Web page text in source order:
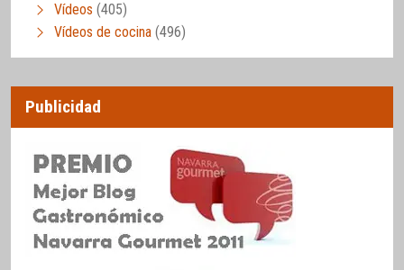
Vídeos (405)
Vídeos de cocina (496)
Publicidad